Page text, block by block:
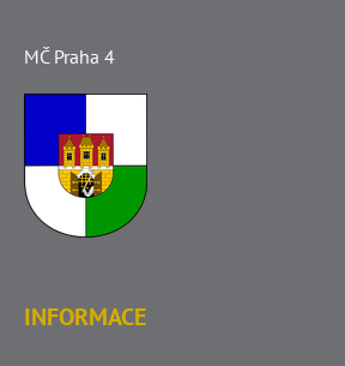
MČ Praha 4
INFORMACE